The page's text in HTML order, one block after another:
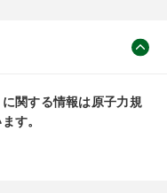
関する情報は原子力規
す。